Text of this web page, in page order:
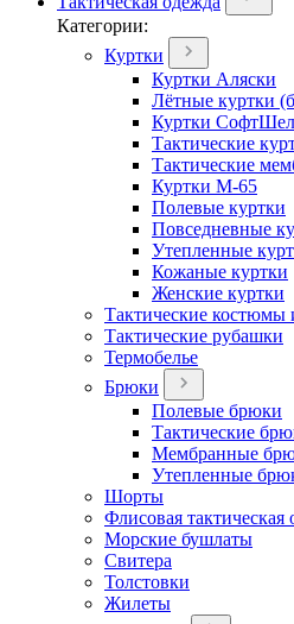
Категории:
Куртки
Куртки Аляски
Лётные куртки
Куртки
Тактические
Тактические
Куртки М-65
Полевые куртки
Повседневные
Утепленные
Кожаные куртки
Женские куртки
Тактические костюмы
Тактические рубашки
Термобелье
Брюки
Полевые брюки
Тактические
Мембранные
Утепленные
Шорты
Флисовая тактическая
Морские бушлаты
Свитера
Толстовки
Жилеты